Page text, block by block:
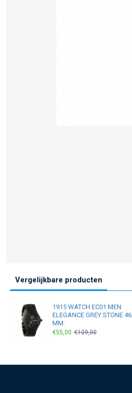
Vergelijkbare producten
1915 WATCH EC01 MEN
ELEGANCE GREY STONE 46
MM.
€55,00 €109,00